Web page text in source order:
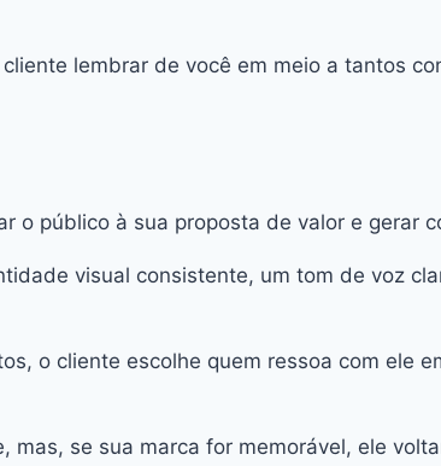
lembrar de você em meio a tantos
o público à sua proposta de valor e gerar
visual consistente, um tom de voz
o cliente escolhe quem ressoa com ele
mas, se sua marca for memorável, ele